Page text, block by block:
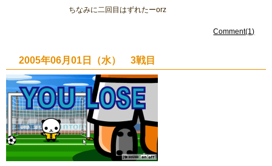
ちなみに二回目はずれたーorz
Comment(1)
2005年06月01日（水） 3戦目